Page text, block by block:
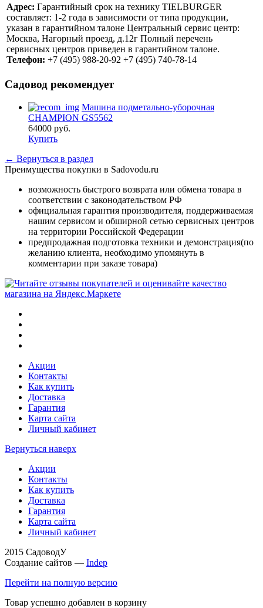
Адрес: Гарантийный срок на технику TIELBURGER
составляет: 1-2 года в зависимости от типа продукции,
указан в гарантийном талоне Центральный сервис центр:
Москва, Нагорный проезд, д.12г Полный перечень
сервисных центров приведен в гарантийном талоне.
Телефон: +7 (495) 988-20-92 +7 (495) 740-78-14
Садовод рекомендует
Машина подметально-уборочная
CHAMPION GS5562
64000 руб.
Купить
← Вернуться в раздел
Преимущества покупки в Sadovodu.ru
возможность быстрого возврата или обмена товара в
соответствии с законодательством РФ
официальная гарантия производителя, поддерживаемая
нашим сервисом и обширной сетью сервисных центров
на территории Российской Федерации
предпродажная подготовка техники и демонстрация(по
желанию клиента, необходимо упомянуть в
комментарии при заказе товара)
Акции
Контакты
Как купить
Доставка
Гарантия
Карта сайта
Личный кабинет
Вернуться наверх
Акции
Контакты
Как купить
Доставка
Гарантия
Карта сайта
Личный кабинет
2015 СадоводУ
Создание сайтов — Indep
Перейти на полную версию
Товар успешно добавлен в корзину